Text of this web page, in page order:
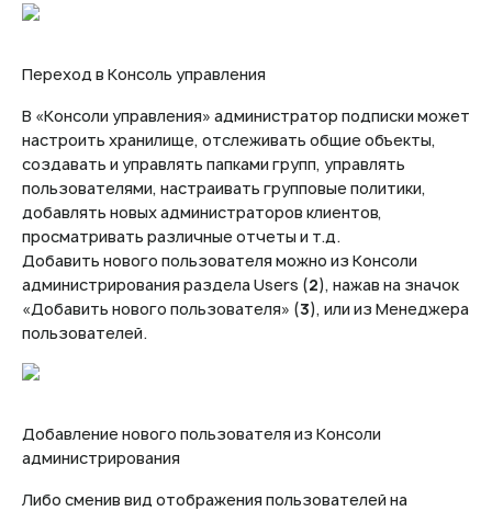
Переход в Консоль управления
В «Консоли управления» администратор подписки может
настроить хранилище, отслеживать общие объекты,
создавать и управлять папками групп, управлять
пользователями, настраивать групповые политики,
добавлять новых администраторов клиентов,
просматривать различные отчеты и т.д.
Добавить нового пользователя можно из Консоли
администрирования раздела Users (2), нажав на значок
«Добавить нового пользователя» (3), или из Менеджера
пользователей.
Добавление нового пользователя из Консоли
администрирования
Либо сменив вид отображения пользователей на